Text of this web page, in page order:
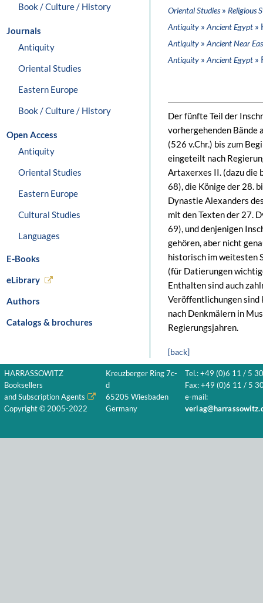
Book / Culture / History
Journals
Antiquity
Oriental Studies
Eastern Europe
Book / Culture / History
Open Access
Antiquity
Oriental Studies
Eastern Europe
Cultural Studies
Languages
E-Books
eLibrary
Authors
Catalogs & brochures
Oriental Studies» Religious
Antiquity » Ancient Egypt »
Antiquity » Ancient Near
Antiquity » Ancient Egypt »
Der fünfte Teil der
vorhergehenden Bände
(526 v.Chr.) bis zum
eingeteilt nach
Artaxerxes II. (dazu die
68), die Könige der 28.
Dynastie Alexanders
mit den Texten der 27.
69), und denjenigen
gehören, aber nicht
historisch im weitesten
(für Datierungen
Enthalten sind auch
Veröffentlichungen sind
nach Denkmälern in
Regierungsjahren.
[back]
HARRASSOWITZ
Booksellers
and Subscription Agents
Copyright © 2005-2022
Kreuzberger Ring 7c-
d
65205 Wiesbaden
Germany
Tel.: +49 (0)6 11 / 5
Fax: +49 (0)6 11 / 5
e-mail: